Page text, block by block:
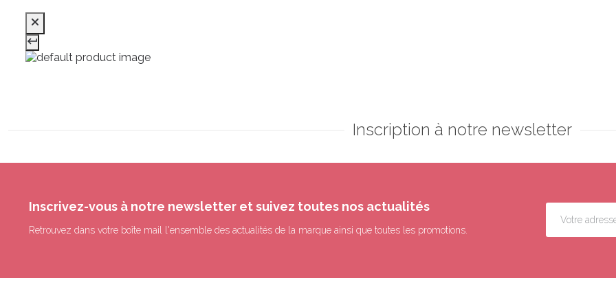
Inscription à notre newsletter
Inscrivez-vous à notre newsletter et suivez toutes nos actualités
Retrouvez dans votre boîte mail l'ensemble des actualités de la marque ainsi que toutes les promotions.